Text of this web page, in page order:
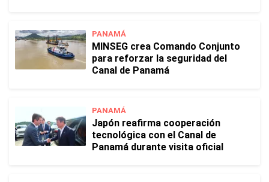
PANAMÁ
MINSEG crea Comando Conjunto
para reforzar la seguridad del
Canal de Panamá
PANAMÁ
Japón reafirma cooperación
tecnológica con el Canal de
Panamá durante visita oficial